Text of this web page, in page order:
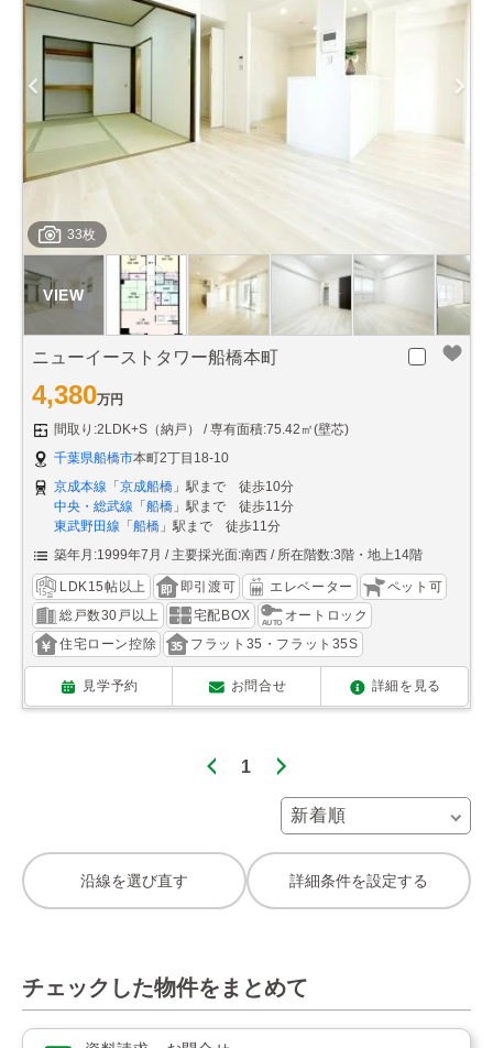
33枚
ニューイーストタワー船橋本町
4,380万円
間取り:2LDK+S（納戸）
専有面積:75.42㎡(壁芯)
千葉県船橋市本町2丁目18-10
京成本線 「 京成船橋 」駅まで 徒歩10分
中央・総武線 「 船橋 」駅まで 徒歩11分
東武野田線 「 船橋 」駅まで 徒歩11分
築年月:1999年7月
主要採光面:南西 所在階数:3階・地上14階
LDK15帖以上 即引渡可 エレベーター
ペット可
総戸数30戸以上
宅配BOX
オートロック
住宅ローン控除
フラット35・フラット35S
見学予約 お問合せ 詳細を見る
1
沿線を選び直す 詳細条件を設定する
チェックした物件をまとめて